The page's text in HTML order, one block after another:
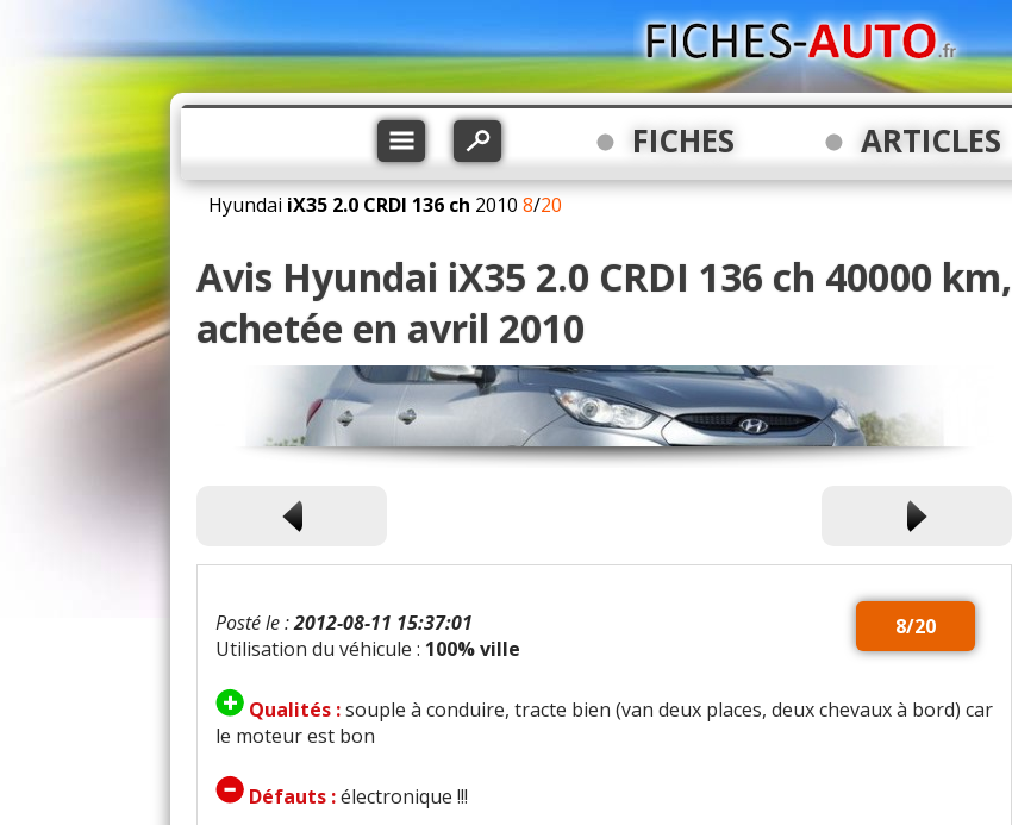
FICHES ARTICLES
Hyundai iX35 2.0 CRDI 136 ch 2010 8/20
Avis Hyundai iX35 2.0 CRDI 136 ch 40000 km,
achetée en avril 2010
8/20
Posté le :2012-08-11 15:37:01
Utilisation du véhicule : 100% ville
Qualités :souple à conduire, tracte bien (van deux places, deux chevaux à bord) car
le moteur est bon
Défauts :électronique !!!